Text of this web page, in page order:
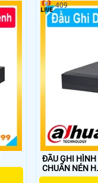
ĐẦU GHI
CHUẨN NÉN
409